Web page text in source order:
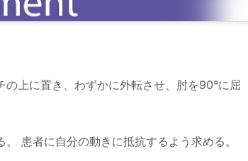
上に置き、わずかに外転させ、肘を90°に屈
患者に自分の動きに抵抗するよう求める。